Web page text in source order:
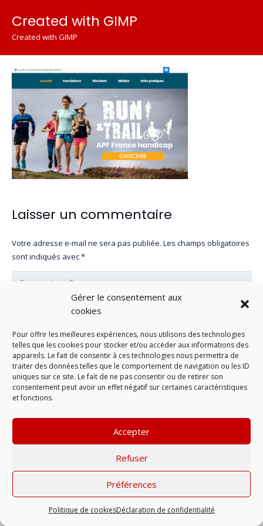
Gérer le consentement aux
cookies
Pour offrir les meilleures expériences, nous utilisons des technologies
telles que les cookies pour stocker et/ou accéder aux informations des
appareils. Le fait de consentir à ces technologies nous permettra de
traiter des données telles que le comportement de navigation ou les ID
uniques sur ce site. Le fait de ne pas consentir ou de retirer son
consentement peut avoir un effet négatif sur certaines caractéristiques
et fonctions.
Accepter
Refuser
Préférences
Politique de cookiesDéclaration de confidentialité
Created with GIMP
Created with GIMP
Laisser un commentaire
Votre adresse e-mail ne sera pas publiée. Les champs obligatoires
sont indiqués avec*
LAISSER UN COMMENTAIRE
| © 2022 |
confidentialité